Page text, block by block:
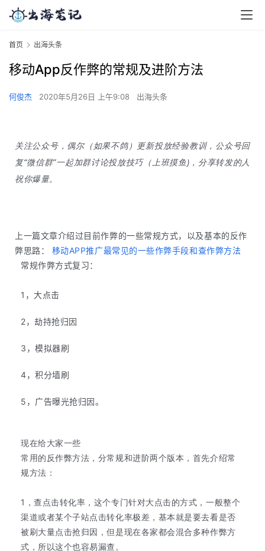
首页 出海头条
移动App反作弊的常规及进阶方法
何俊杰 2020年5月26日 上午9:08 出海头条
关注公众号，偶尔（如果不鸽）更新投放经验教训，公众号回
复“微信群”一起加群讨论投放技巧（上班摸鱼)，分享转发的人
祝你爆量。
上一篇文章介绍过目前作弊的一些常规方式，以及基本的反作
弊思路： 移动APP推广最常见的一些作弊手段和查作弊方法
常规作弊方式复习：
1，大点击
2，劫持抢归因
3，模拟器刷
4，积分墙刷
5，广告曝光抢归因。
现在给大家一些
常用的反作弊方法，分常规和进阶两个版本，首先介绍常
规方法：
1，查点击转化率，这个专门针对大点击的方式，一般整个
渠道或者某个子站点击转化率极差，基本就是要去看是否
被刷大量点击抢归因，但是现在各家都会混合多种作弊方
式，所以这个也容易漏查。